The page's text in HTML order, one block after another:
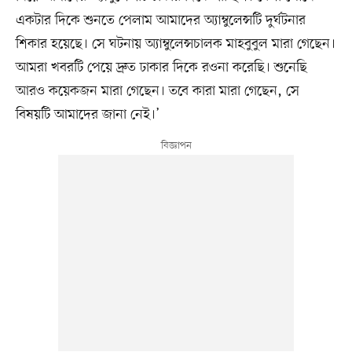
একটার দিকে শুনতে পেলাম আমাদের অ্যাম্বুলেন্সটি দুর্ঘটনার
শিকার হয়েছে। সে ঘটনায় অ্যাম্বুলেন্সচালক মাহবুবুল মারা গেছেন।
আমরা খবরটি পেয়ে দ্রুত ঢাকার দিকে রওনা করেছি। শুনেছি
আরও কয়েকজন মারা গেছেন। তবে কারা মারা গেছেন, সে
বিষয়টি আমাদের জানা নেই।’